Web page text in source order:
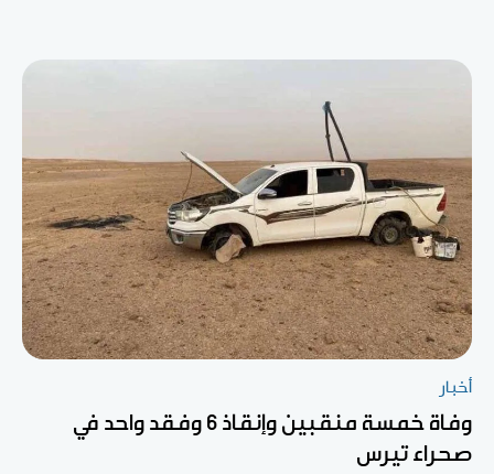
أخبار
وفاة خمسة منقبين وإنقاذ 6 وفقد واحد في
صحراء تيرس